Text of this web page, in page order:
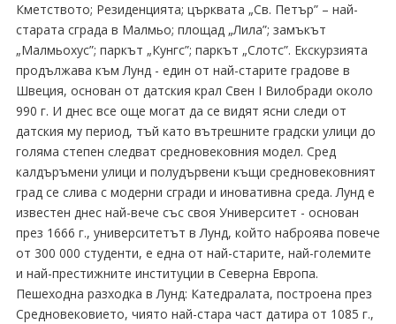
Кметството; Резиденцията; църквата „Св. Петър” – най-
старата сграда в Малмьо; площад „Лила”; замъкът
„Малмьохус”; паркът „Кунгс”; паркът „Слотс”. Екскурзията
продължава към Лунд - един от най-старите градове в
Швеция, основан от датския крал Свен I Вилобради около
990 г. И днес все още могат да се видят ясни следи от
датския му период, тъй като вътрешните градски улици до
голяма степен следват средновековния модел. Сред
калдъръмени улици и пoлудървени къщи средновековният
град се слива с модерни сгради и иновативна среда. Лунд е
известен днес най-вече със своя Университет - основан
през 1666 г., университетът в Лунд, който наброява повече
от 300 000 студенти, е една от най-старите, най-големите
и най-престижните институции в Северна Европа.
Пешеходна разходка в Лунд: Катедралата, построена през
Средновековието, чиято най-стара част датира от 1085 г.,